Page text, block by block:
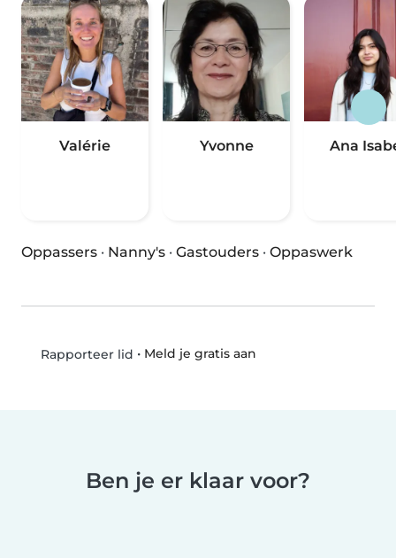
Valérie Yvonne Ana
Oppassers · Nanny's · Gastouders · Oppaswerk
Rapporteer lid • Meld je gratis aan
Ben je er klaar voor?